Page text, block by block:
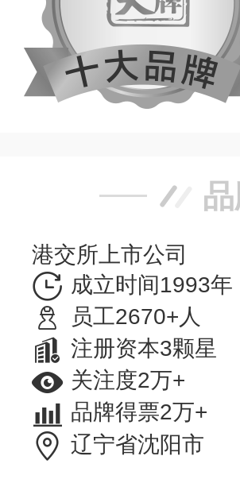
港交所上市公司
成立时间1993年
员工2670+人
注册资本3颗星
关注度2万+
品牌得票2万+
辽宁省沈阳市